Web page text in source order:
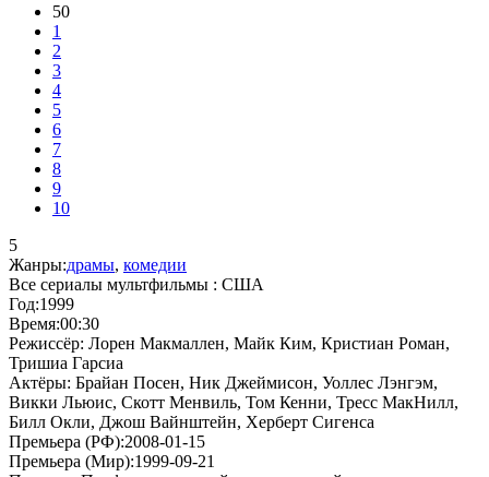
50
1
2
3
4
5
6
7
8
9
10
5
Жанры:драмы, комедии
Все сериалы мультфильмы : США
Год:1999
Время:00:30
Режиссёр: Лорен Макмаллен, Майк Ким, Кристиан Роман,
Тришиа Гарсиа
Актёры: Брайан Посен, Ник Джеймисон, Уоллес Лэнгэм,
Викки Льюис, Скотт Менвиль, Том Кенни, Тресс МакНилл,
Билл Окли, Джош Вайнштейн, Херберт Сигенса
Премьера (РФ):2008-01-15
Премьера (Мир):1999-09-21